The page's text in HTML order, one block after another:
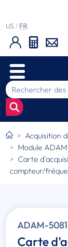
US / FR
Acquisition
Module
Carte
compteur/
ADAM-
Carte